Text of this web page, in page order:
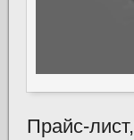
Прайс-